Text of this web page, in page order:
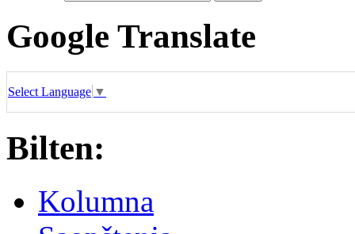
Google Translate
Select Language ▼
Bilten:
Kolumna